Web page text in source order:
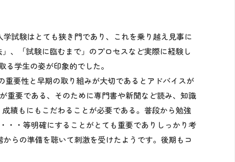
試験はとても狭き門であり、これを乗り越え見事に
、「試験に臨むまで」のプロセスなど実際に経験し
学生の姿が印象的でした。
重要性と早期の取り組みが大切であるとアドバイスが
重要である、そのために専門書や新聞など読み、知識
績もにもこだわることが必要である。普段から勉強
・・等明確にすることがとても重要でありしっかり考
らの準備を聴いて刺激を受けたようです。後期もコ